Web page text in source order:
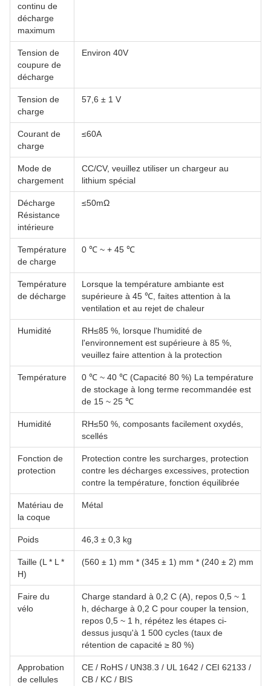
continu de
décharge
maximum
Tension de
coupure de
décharge
Environ 40V
Tension de
charge
57,6 ± 1 V
Courant de
charge
≤60A
Mode de
chargement
CC/CV, veuillez utiliser un chargeur au
lithium spécial
Décharge
Résistance
intérieure
≤50mΩ
Température
de charge
0 ℃ ~ + 45 ℃
Température
de décharge
Lorsque la température ambiante est
supérieure à 45 ℃, faites attention à la
ventilation et au rejet de chaleur
Humidité
RH≤85 %, lorsque l'humidité de
l'environnement est supérieure à 85 %,
veuillez faire attention à la protection
Température
0 ℃ ~ 40 ℃ (Capacité 80 %) La température
de stockage à long terme recommandée est
de 15 ~ 25 ℃
Humidité
RH≤50 %, composants facilement oxydés,
scellés
Fonction de
protection
Protection contre les surcharges, protection
contre les décharges excessives, protection
contre la température, fonction équilibrée
Matériau de
la coque
Métal
Poids 46,3 ± 0,3 kg
Taille (L * L *
H)
(560 ± 1) mm * (345 ± 1) mm * (240 ± 2) mm
Faire du
vélo
Charge standard à 0,2 C (A), repos 0,5 ~ 1
h, décharge à 0,2 C pour couper la tension,
repos 0,5 ~ 1 h, répétez les étapes ci-
dessus jusqu'à 1 500 cycles (taux de
rétention de capacité ≥ 80 %)
Approbation
de cellules
CE / RoHS / UN38.3 / UL 1642 / CEI 62133 /
CB / KC / BIS